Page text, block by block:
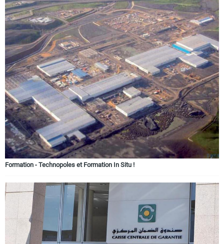
Formation - Technopoles et Formation In Situ !